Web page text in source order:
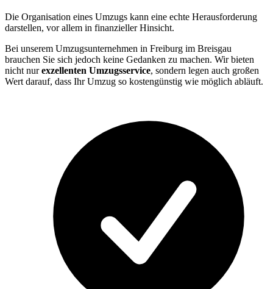
Die Organisation eines Umzugs kann eine echte Herausforderung
darstellen, vor allem in finanzieller Hinsicht.
Bei unserem Umzugsunternehmen in Freiburg im Breisgau
brauchen Sie sich jedoch keine Gedanken zu machen. Wir bieten
nicht nurexzellenten Umzugsservice, sondern legen auch großen
Wert darauf, dass Ihr Umzug so kostengünstig wie möglich abläuft.